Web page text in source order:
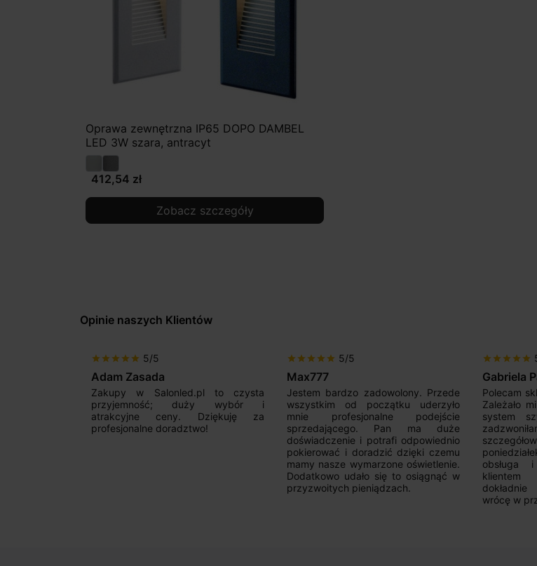
Oprawa zewnętrzna IP65 DOPO DAMBEL
LED 3W szara, antracyt
412,54 zł
Zobacz szczegóły
Opinie naszych Klientów
star star star star star 5/5
Adam Zasada
Zakupy w Salonled.pl to czysta
przyjemność; duży wybór i
atrakcyjne ceny. Dziękuję za
profesjonalne doradztwo!
star star star star star 5/5
Max777
Jestem bardzo zadowolony. Przede
wszystkim od początku uderzyło
mnie profesjonalne podejście
sprzedającego. Pan ma duże
doświadczenie i potrafi odpowiednio
pokierować i doradzić dzięki czemu
mamy nasze wymarzone oświetlenie.
Dodatkowo udało się to osiągnąć w
przyzwoitych pieniądzach.
star star star star star
Gabriela
Polecam
Zależało
system
obsługa
klientem
wrócę w